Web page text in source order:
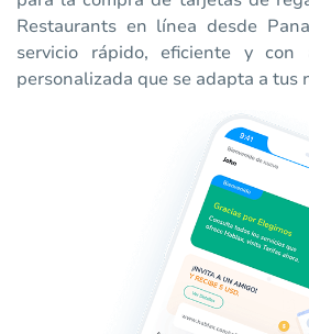
Restaurants en línea desde
servicio rápido, eficiente y con
personalizada que se adapta a tus